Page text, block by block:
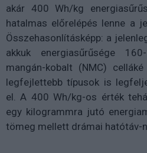
akár 400 Wh/kg
hatalmas előrelépés lenne a
Összehasonlításképp: a
akkuk energiasűrűsége
mangán-kobalt (NMC)
legfejlettebb típusok is
el. A 400 Wh/kg-os érték
egy kilogrammra jutó
tömeg mellett drámai hatótáv-